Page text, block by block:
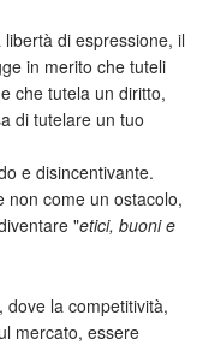
di espressione, il
in merito che tuteli
che tutela un diritto,
di tutelare un tuo
e disincentivante.
non come un ostacolo,
"etici, buoni e
la competitività,
mercato, essere